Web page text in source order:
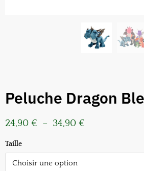
Peluche Dragon
24,90 € – 34,90 €
Taille